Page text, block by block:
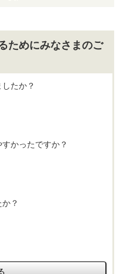
ためにみなさまのご
たか？
かったですか？
？